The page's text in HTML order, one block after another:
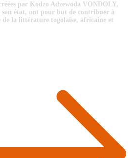
par Kodzo Adzewoda VONDOLY,
état, ont pour but de contribuer à
de la littérature togolaise, africaine et